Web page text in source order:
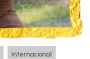
Internacional